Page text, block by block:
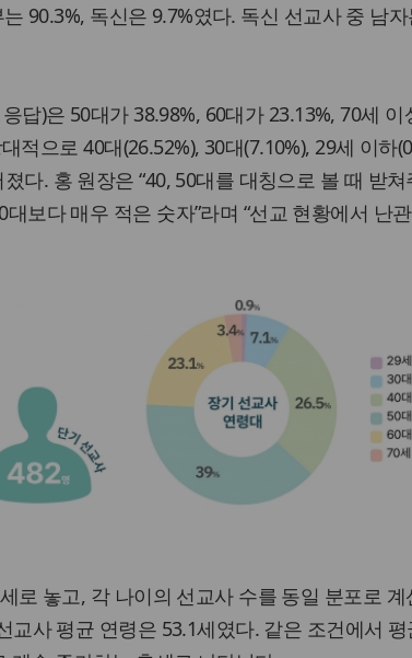
90.3%, 독신은 9.7%였다. 독신 선교사 중 남자
답)은 50대가 38.98%, 60대가 23.13%, 70세 이
적으로 40대(26.52%), 30대(7.10%), 29세 이하
다. 홍 원장은 “40, 50대를 대칭으로 볼 때 받
보다 매우 적은 숫자”라며 “선교 현황에서 난
로 놓고, 각 나이의 선교사 수를 동일 분포로 계
교사 평균 연령은 53.1세였다. 같은 조건에서